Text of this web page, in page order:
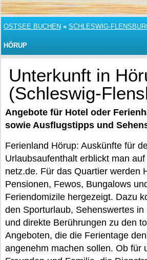
OSTSEE BUCHEN » SCHLESWIG-
HÖRUP
Unterkunft in
(Schleswig-
Angebote für Hotel oder
sowie Ausflugstipps und
Ferienland Hörup: Auskünfte für
Urlaubsaufenthalt erblickt man
netz.de. Für das Quartier werden
Pensionen, Fewos, Bungalows
Feriendomizile hergezeigt. Dazu
den Sporturlaub, Sehenswertes
und direkte Berührungen zu den
Angeboten, die die Ferientage
angenehm machen sollen. Ob für